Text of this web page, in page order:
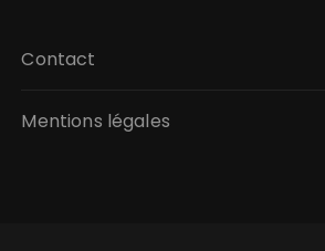
Contact
Mentions légales